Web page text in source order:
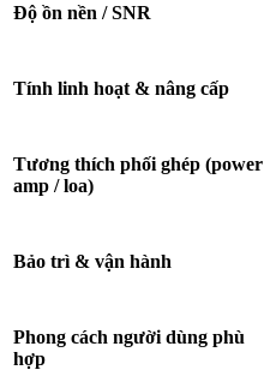
Độ ồn nền / SNR
Tính linh hoạt & nâng cấp
Tương thích phối ghép (power
amp / loa)
Bảo trì & vận hành
Phong cách người dùng phù
hợp